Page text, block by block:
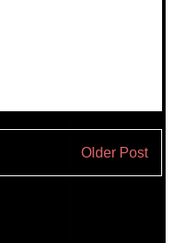
Older Post